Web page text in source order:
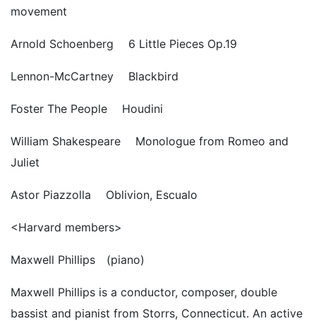
movement
Arnold Schoenberg 6 Little Pieces Op.19
Lennon-McCartney Blackbird
Foster The People Houdini
William Shakespeare Monologue from Romeo and
Juliet
Astor Piazzolla Oblivion, Escualo
<Harvard members>
Maxwell Phillips (piano)
Maxwell Phillips is a conductor, composer, double
bassist and pianist from Storrs, Connecticut. An active